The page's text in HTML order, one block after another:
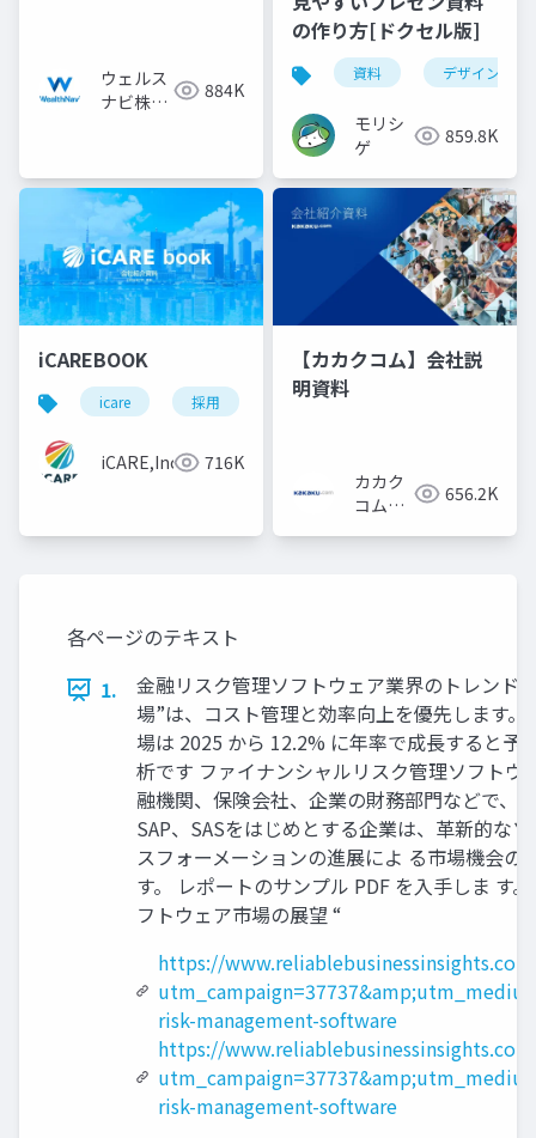
ウェルス
ナビ株式
884K
の作り方[ドクセル版]
資料 デザイン
モリシ
ゲ
859.8K
iCAREBOOK
icare 採用 カルチャーデック
iCARE,Inc 716K
【カカクコム】会社説
明資料
カカク
コム採
656.2K
各ページのテキスト
1.
金融リスク管理ソフトウェア業界のトレンド
場”は、コスト管理と効率向上を優先します
場は 2025 から 12.2% に年率で成長すると予
析です ファイナンシャルリスク管理ソフト
融機関、保険会社、企業の財務部門などで、
SAP、SASをはじめとする企業は、革新的な
スフォーメーションの進展によ る市場機会
す。 レポートのサンプル PDF を入手しま
フトウェア市場の展望 “
https://
risk-management-software
https://
risk-management-software